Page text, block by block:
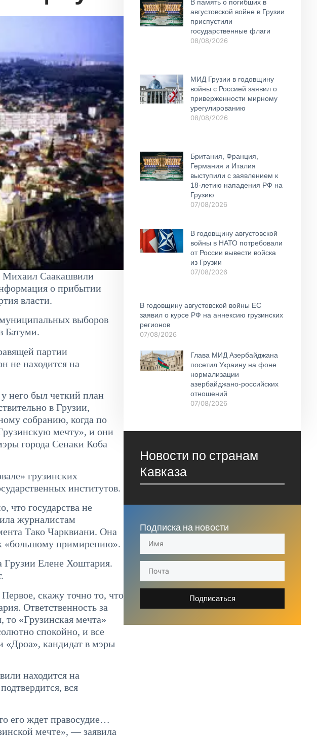
Михаил Саакашвили
о прибытии
власти.
выборов
Батуми.
партии
не находится на
него был четкий план
в Грузии,
собранию, когда по
мечту», и они
города Сенаки Коба
грузинских
институтов.
что государства не
журналистам
Тако Чарквиани. Она
«большому примирению».
Грузии Елене Хоштария.
скажу точно то, что
Ответственность за
«Грузинская мечта»
спокойно, и все
«Дроа», кандидат в мэры
находится на
вся
его ждет правосудие…
мечте», — заявила
В память о погибших в
августовской войне в Грузии
приспустили
государственные флаги
08/08/2026
МИД Грузии в годовщину
войны с Россией заявил о
приверженности мирному
урегулированию
08/08/2026
Британия, Франция,
Германия и Италия
выступили с заявлением к
18-летию нападения РФ на
Грузию
07/08/2026
В годовщину августовской
войны в НАТО потребовали
от России вывести войска
из Грузии
07/08/2026
В годовщину августовской войны ЕС
заявил о курсе РФ на аннексию грузинских
регионов
07/08/2026
Глава МИД Азербайджана
посетил Украину на фоне
нормализации
азербайджано-российских
отношений
07/08/2026
Новости по странам
Кавказа
Подписка на новости
Подписаться